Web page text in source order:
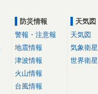
防災情報
警報・注意報
地震情報
津波情報
火山情報
台風情報
天気図
天気図
気象衛星
世界衛星